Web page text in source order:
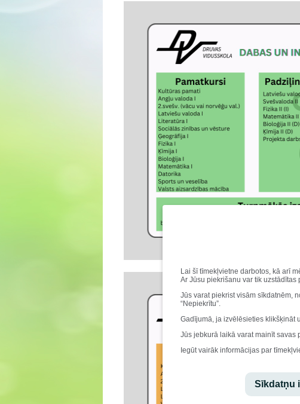
Lai šī tīmekļvietne darbotos, kā arī
Ar Jūsu piekrišanu var tik uzstādītas
Jūs varat piekrist visām sīkdatnēm,
“Nepiekrītu”.
Gadījumā, ja izvēlēsieties klikšķināt
Jūs jebkurā laikā varat mainīt savas
Iegūt vairāk informācijas par
Sīkdatņu